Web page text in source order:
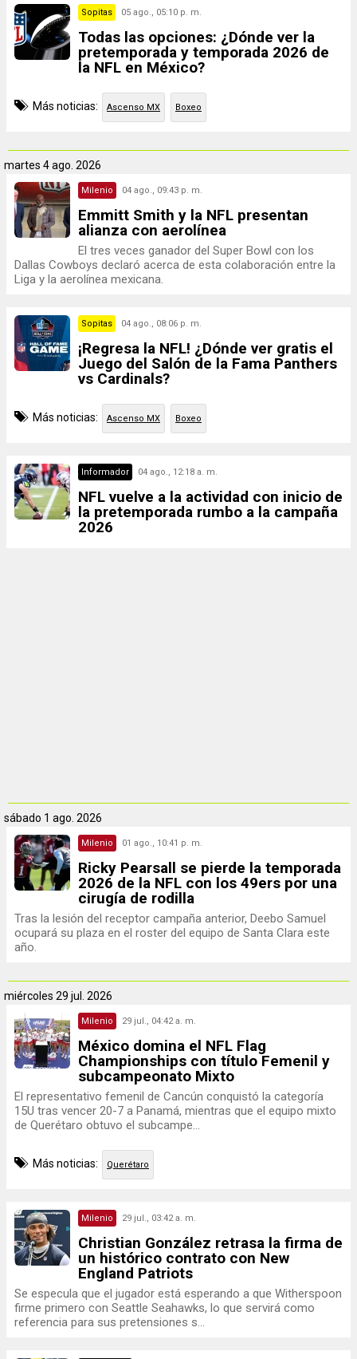
Sopitas 05 ago., 05:10 p. m.
Todas las opciones: ¿Dónde ver la
pretemporada y temporada 2026 de
la NFL en México?
Más noticias: Ascenso MX Boxeo
martes 4 ago. 2026
Milenio 04 ago., 09:43 p. m.
Emmitt Smith y la NFL presentan
alianza con aerolínea
El tres veces ganador del Super Bowl con los
Dallas Cowboys declaró acerca de esta colaboración entre la
Liga y la aerolínea mexicana.
Sopitas 04 ago., 08:06 p. m.
¡Regresa la NFL! ¿Dónde ver gratis el
Juego del Salón de la Fama Panthers
vs Cardinals?
Más noticias: Ascenso MX Boxeo
Informador 04 ago., 12:18 a. m.
NFL vuelve a la actividad con inicio de
la pretemporada rumbo a la campaña
2026
sábado 1 ago. 2026
Milenio 01 ago., 10:41 p. m.
Ricky Pearsall se pierde la temporada
2026 de la NFL con los 49ers por una
cirugía de rodilla
Tras la lesión del receptor campaña anterior, Deebo Samuel
ocupará su plaza en el roster del equipo de Santa Clara este
año.
miércoles 29 jul. 2026
Milenio 29 jul., 04:42 a. m.
México domina el NFL Flag
Championships con título Femenil y
subcampeonato Mixto
El representativo femenil de Cancún conquistó la categoría
15U tras vencer 20-7 a Panamá, mientras que el equipo mixto
de Querétaro obtuvo el subcampe...
Más noticias: Querétaro
Milenio 29 jul., 03:42 a. m.
Christian González retrasa la firma de
un histórico contrato con New
England Patriots
Se especula que el jugador está esperando a que Witherspoon
firme primero con Seattle Seahawks, lo que servirá como
referencia para sus pretensiones s...